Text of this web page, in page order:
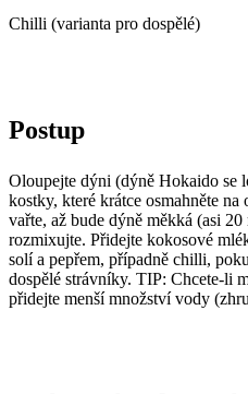
Chilli (varianta pro dospělé)
Postup
Oloupejte dýni (dýně Hokaido se
kostky, které krátce osmahněte
vařte, až bude dýně měkká (asi
rozmixujte. Přidejte kokosové
solí a pepřem, případně chilli,
dospělé strávníky. TIP: Chcete-li
přidejte menší množství vody